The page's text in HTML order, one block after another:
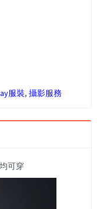
服裝, 攝影服務
可穿